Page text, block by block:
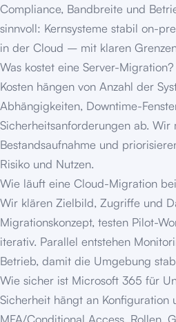
Compliance, Bandbreite und
sinnvoll: Kernsysteme stabil on-
in der Cloud – mit klaren
Was kostet eine Server-Migration?
Kosten hängen von Anzahl der
Abhängigkeiten, Downtime-
Sicherheitsanforderungen ab. Wir
Bestandsaufnahme und
Risiko und Nutzen.
Wie läuft eine Cloud-Migration
Wir klären Zielbild, Zugriffe und
Migrationskonzept, testen Pilot-
iterativ. Parallel entstehen
Betrieb, damit die Umgebung
Wie sicher ist Microsoft 365 für
Sicherheit hängt an Konfiguration
MFA/Conditional Access, Rollen,